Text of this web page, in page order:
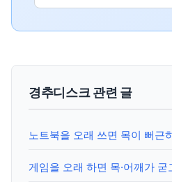
경추디스크 관련 글
노트북을 오래 쓰면 목이 뻐근
게임을 오래 하면 목·어깨가